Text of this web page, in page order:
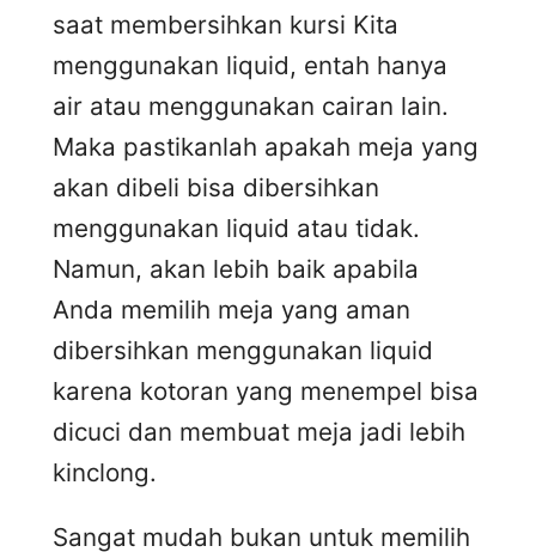
saat membersihkan kursi Kita
menggunakan liquid, entah hanya
air atau menggunakan cairan lain.
Maka pastikanlah apakah meja yang
akan dibeli bisa dibersihkan
menggunakan liquid atau tidak.
Namun, akan lebih baik apabila
Anda memilih meja yang aman
dibersihkan menggunakan liquid
karena kotoran yang menempel bisa
dicuci dan membuat meja jadi lebih
kinclong.
Sangat mudah bukan untuk memilih